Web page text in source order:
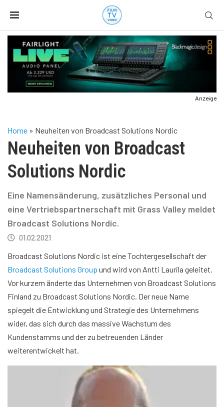
Anzeige
Home » Neuheiten von Broadcast Solutions Nordic
Neuheiten von Broadcast
Solutions Nordic
Eine Namensänderung, zusätzliches Personal und
eine Vertriebspartnerschaft mit Grass Valley meldet
Broadcast Solutions Nordic.
01.02.2021
Broadcast Solutions Nordic ist eine Tochtergesellschaft der
Broadcast Solutions Group und wird von Antti Laurila geleitet.
Vor kurzem änderte das Unternehmen von Broadcast Solutions
Finland zu Broadcast Solutions Nordic. Der neue Name
spiegelt die Entwicklung und Strategie des Unternehmens
wider, das sich durch das massive Wachstum des
Kundenstamms und der zu betreuenden Länder
weiterentwickelt hat.